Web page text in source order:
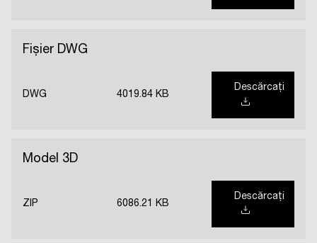
Fișier DWG
DWG 4019.84 KB
Descărcați
Model 3D
ZIP 6086.21 KB
Descărcați